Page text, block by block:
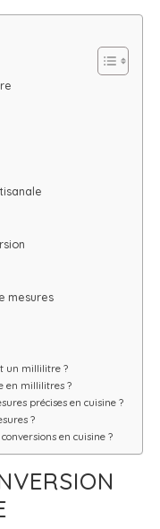
mesures
un millilitre ?
en millilitres ?
précises en cuisine ?
?
en cuisine ?